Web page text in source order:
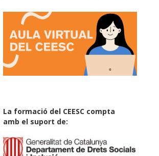
La formació del CEESC compta
amb el suport de: